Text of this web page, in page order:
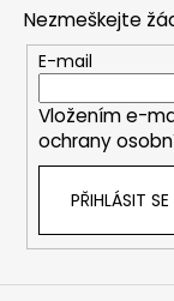
Nezmeškejte
E-mail
Vložením e-
ochrany
PŘIHLÁSIT SE